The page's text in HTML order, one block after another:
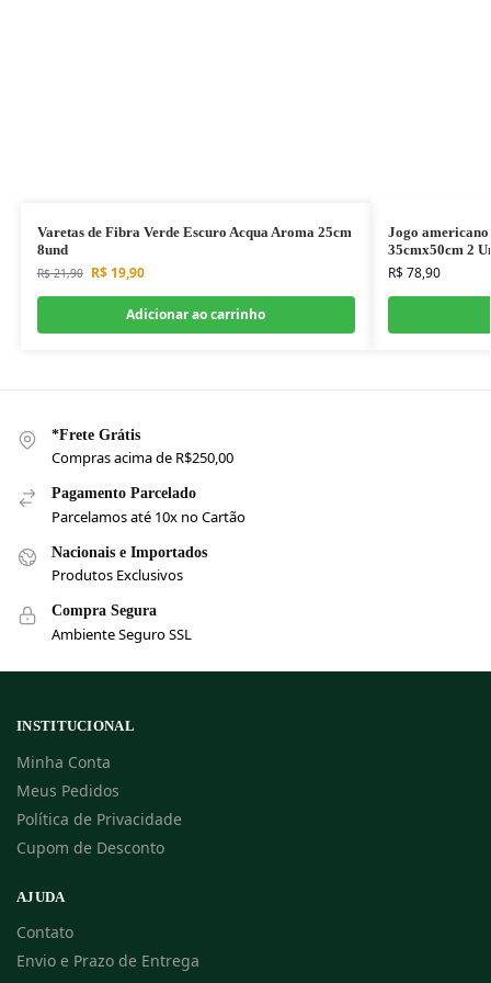
Varetas de Fibra Verde Escuro Acqua Aroma 25cm
8und
R$21,90 R$19,90
Adicionar ao carrinho
Jogo
35cmx50cm 2
R$78,90
*Frete Grátis
Compras acima de R$250,00
Pagamento Parcelado
Parcelamos até 10x no Cartão
Nacionais e Importados
Produtos Exclusivos
Compra Segura
Ambiente Seguro SSL
INSTITUCIONAL
Minha Conta
Meus Pedidos
Política de Privacidade
Cupom de Desconto
AJUDA
Contato
Envio e Prazo de Entrega